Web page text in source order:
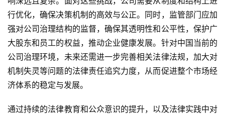
行优化，确保决策机制的高效与公正。同时，监管部门应加
强对公司治理结构的监督，确保其透明性和公平性，保护广
大股东和员工的权益，推动企业健康发展。针对中国当前的
公司治理环境，未来还需进一步完善相关法律法规，加大对
机制失灵等问题的法律责任追究力度，从而促进整个市场经
济体系的稳定与发展。
通过持续的法律教育和公众意识的提升，以及法律实践中对